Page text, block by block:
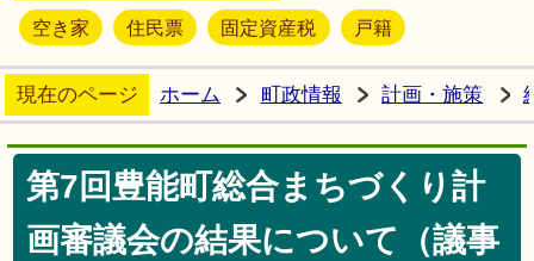
空き家 住民票 固定資産税 戸籍
現在のページ ホーム 町政情報 計画・施策
第7回豊能町総合まちづくり計
画審議会の結果について（議事